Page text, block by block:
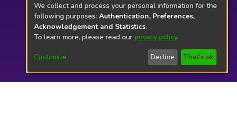
We collect and process your personal information for the
following purposes: Authentication, Preferences,
Acknowledgement and Statistics.
To learn more, please read our privacy policy.
Customize Decline That's ok